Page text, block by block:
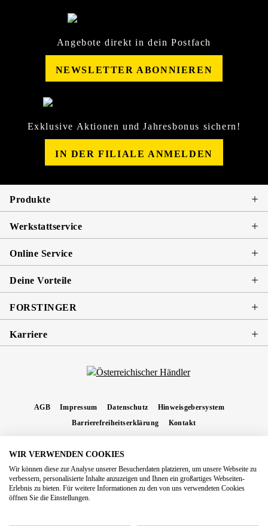
Angebote direkt in dein Postfach
NEWSLETTER ABONNIEREN
Exklusive Aktionen und Jahresbonus sichern!
IN DER FILIALE ANMELDEN
Produkte
Werkstattservice
Online Service
Deine Vorteile
FORSTINGER
Karriere
AGB Impressum Datenschutz
Hinweisgebersystem
Barrierefreiheitserklärung
Kontakt
Nachnahmegebühren, wenn nicht anders angegeben.
Copyright 2026 Forstinger Österreich GmbH
Königstetter Straße 128 - 134/OG3, 3430 Tulln
WIR VERWENDEN COOKIES
Wir können diese zur Analyse unserer Besucherdaten platzieren, um unsere Webseite zu
verbessern, personalisierte Inhalte anzuzeigen und Ihnen ein großartiges Webseiten-
Erlebnis zu bieten. Für weitere Informationen zu den von uns verwendeten Cookies
öffnen Sie die Einstellungen.